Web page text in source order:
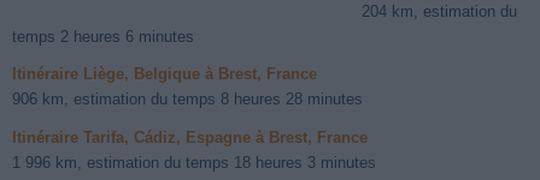
204 km, estimation du
temps 2 heures 6 minutes
Itinéraire Liège, Belgique à Brest, France
906 km, estimation du temps 8 heures 28 minutes
Itinéraire Tarifa, Cádiz, Espagne à Brest, France
1 996 km, estimation du temps 18 heures 3 minutes